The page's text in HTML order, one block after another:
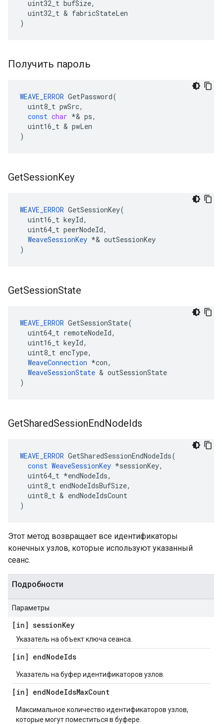
  uint32_t bufSize,
  uint32_t & fabricStateLen
)
Получить пароль
WEAVE_ERROR GetPassword(
uint8_t pwSrc,
const char *& ps,
uint16_t & pwLen
)
GetSessionKey
WEAVE_ERROR GetSessionKey(
  uint16_t keyId,
  uint64_t peerNodeId,
WeaveSessionKey *& outSessionKey
)
GetSessionState
WEAVE_ERROR GetSessionState(
  uint64_t remoteNodeId,
  uint16_t keyId,
  uint8_t encType,
WeaveConnection *con,
WeaveSessionState & outSessionState
)
GetSharedSessionEndNodeIds
WEAVE_ERROR GetSharedSessionEndNodeIds(
const WeaveSessionKey *sessionKey,
uint64_t *endNodeIds,
uint8_t endNodeIdsBufSize,
uint8_t & endNodeIdsCount
)
Этот метод возвращает все идентификаторы
конечных узлов, которые используют указанный
сеанс.
Подробности
Параметры
[in] sessionKey
Указатель на объект ключа сеанса.
[in] endNodeIds
Указатель на буфер идентификаторов узлов.
[in] endNodeIdsMaxCount
Максимальное количество идентификаторов узлов,
которые могут поместиться в буфере.